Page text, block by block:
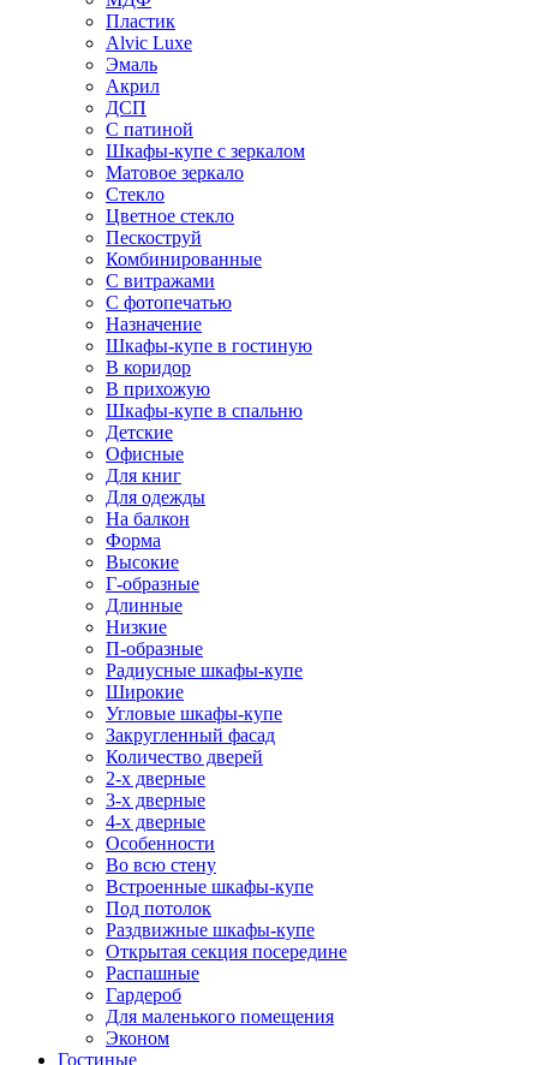
Пластик
Alvic Luxe
Эмаль
Акрил
ДСП
С патиной
Шкафы-купе с зеркалом
Матовое зеркало
Стекло
Цветное стекло
Пескоструй
Комбинированные
С витражами
С фотопечатью
Назначение
Шкафы-купе в гостиную
В коридор
В прихожую
Шкафы-купе в спальню
Детские
Офисные
Для книг
Для одежды
На балкон
Форма
Высокие
Г-образные
Длинные
Низкие
П-образные
Радиусные шкафы-купе
Широкие
Угловые шкафы-купе
Закругленный фасад
Количество дверей
2-х дверные
3-х дверные
4-х дверные
Особенности
Во всю стену
Встроенные шкафы-купе
Под потолок
Раздвижные шкафы-купе
Открытая секция посередине
Распашные
Гардероб
Для маленького помещения
Эконом
Гостиные